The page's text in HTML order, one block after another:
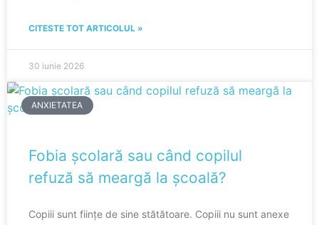
CITESTE TOT ARTICOLUL »
30 iunie 2026
ANXIETATEA
Fobia școlară sau când copilul
refuză să meargă la școală?
Copiii sunt ființe de sine stătătoare. Copiii nu sunt anexe